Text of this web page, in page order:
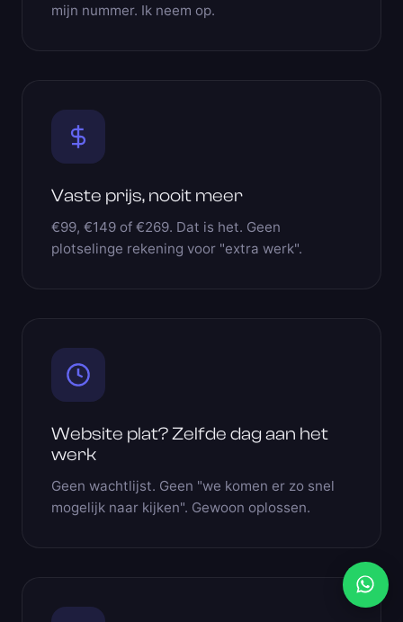
mijn nummer. Ik neem op.
Vaste prijs, nooit meer
€99, €149 of €269. Dat is het. Geen
plotselinge rekening voor "extra werk".
Website plat? Zelfde dag aan het
werk
Geen wachtlijst. Geen "we komen er zo snel
mogelijk naar kijken". Gewoon oplossen.